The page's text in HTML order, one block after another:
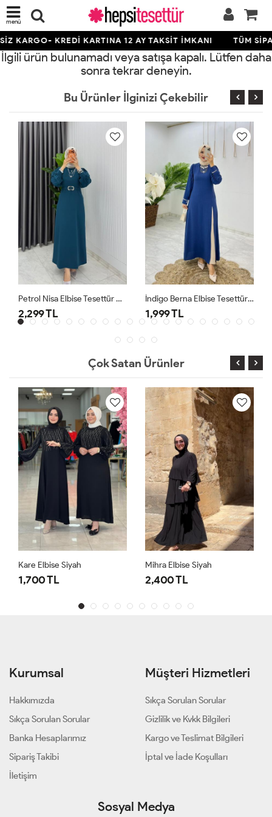
menü
KARGO- KREDİ KARTINA 12 AY TAKSİT İMKANI TÜM
İlgili ürün bulunamadı veya satışa kapalı. Lütfen daha
sonra tekrar deneyin.
Bu Ürünler İlginizi Çekebilir
Petrol Nisa Elbise Tesettür Giyim
2,299 TL
İndigo Berna Elbise Tesettür Giyim
1,999 TL
Çok Satan Ürünler
Kare Elbise Siyah
1,700 TL
Mihra Elbise Siyah
2,400 TL
Kurumsal
Hakkımızda
Sıkça Sorulan Sorular
Banka Hesaplarımız
Sipariş Takibi
İletişim
Müşteri Hizmetleri
Sıkça Sorulan Sorular
Gizlilik ve Kvkk Bilgileri
Kargo ve Teslimat Bilgileri
İptal ve İade Koşulları
Sosyal Medya